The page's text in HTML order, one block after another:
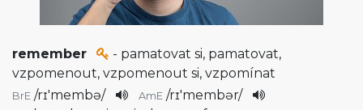
remember
- pamatovat si, pamatovat,
vzpomenout, vzpomenout si, vzpomínat
BrE /rɪ'membə/ AmE /rɪ'membər/